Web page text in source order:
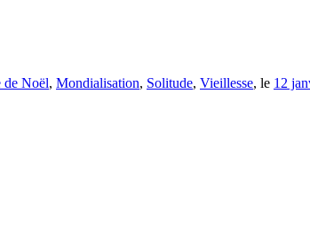
de Noël, Mondialisation, Solitude, Vieillesse, le 12